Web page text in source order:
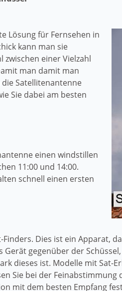
Lösung für Fernsehen in
kann man sie
einer Vielzahl
man damit man
Satellitenantenne
Sie dabei am besten
einen windstillen
11:00 und 14:00.
schnell einen ersten
Dies ist ein Apparat,
Gerät gegenüber der
dieses ist. Modelle mit
Sie bei der
mit dem besten Empfang